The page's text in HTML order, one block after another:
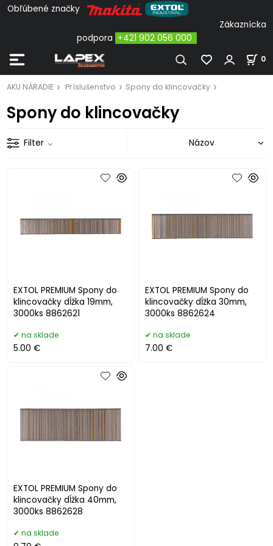
Obľúbené značky
Zákaznícka
podpora +421 902 056 000
0
AKU NÁRADIE Príslušenstvo Spony do klincovačky
Spony do klincovačky
Filter
EXTOL PREMIUM Spony do
klincovačky dĺžka 19mm,
3000ks 8862621
na sklade
5.00 €
EXTOL PREMIUM Spony do
klincovačky dĺžka 30mm,
3000ks 8862624
na sklade
7.00 €
EXTOL PREMIUM Spony do
klincovačky dĺžka 40mm,
3000ks 8862628
na sklade